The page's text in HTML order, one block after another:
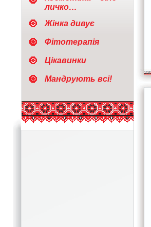
личко…
Жінка дивує
Фітотерапія
Цікавинки
Мандрують всі!